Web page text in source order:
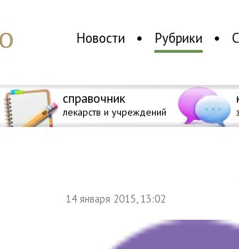
Новости Рубрики
справочник
лекарств и учреждений
14 января 2015, 13:02